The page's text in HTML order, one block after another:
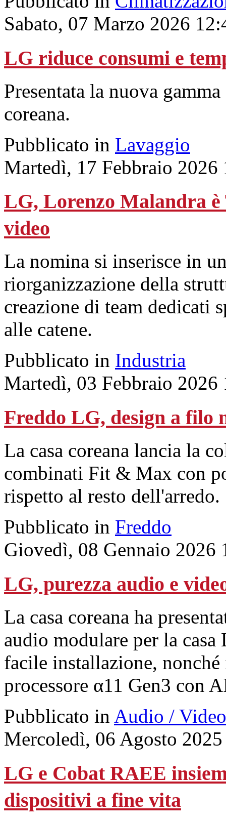
Sabato, 07 Marzo 2026
LG riduce consumi e
Presentata la nuova
coreana.
Pubblicato in Lavaggio
Martedì, 17 Febbraio 2026
LG, Lorenzo Malandra è
video
La nomina si inserisce in
riorganizzazione della
creazione di team dedicati
alle catene.
Pubblicato in Industria
Martedì, 03 Febbraio 2026
Freddo LG, design a filo
La casa coreana lancia la
combinati Fit & Max con
rispetto al resto dell'arredo.
Pubblicato in Freddo
Giovedì, 08 Gennaio 2026
LG, purezza audio e
La casa coreana ha
audio modulare per la
facile installazione,
processore α11 Gen3 con
Pubblicato in Audio / Video
Mercoledì, 06 Agosto
LG e Cobat RAEE
dispositivi a fine vita